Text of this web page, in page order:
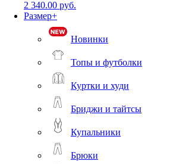
2 340.00 руб.
Размер+
Новинки
Топы и футболки
Куртки и худи
Бриджи и тайтсы
Купальники
Брюки